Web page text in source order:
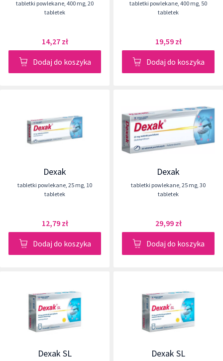
tabletki powlekane, 400 mg, 20
tabletek
14,27 zł
Dodaj do koszyka
tabletki powlekane, 400 mg, 50
tabletek
19,59 zł
Dodaj do koszyka
Dexak
tabletki powlekane, 25 mg, 10
tabletek
12,79 zł
Dodaj do koszyka
Dexak
tabletki powlekane, 25 mg, 30
tabletek
29,99 zł
Dodaj do koszyka
Dexak SL Dexak SL